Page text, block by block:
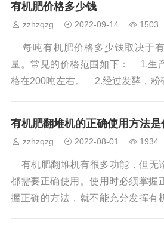
过粪堆，活像理发店的推子剃平
底，吹氧量比ICU呼吸机还精准 某
测笔，插进去直接显示数字，比
万别踩 薄膜捂太严实，微生物
尿素加过量，氮碳比失调堪比减
均匀的奥利奥饼干屑 味道带着森
味的生化武器 含水量握紧成团，
为4-5次。 1.帮助氧气进入 它通常被
氧发酵。在发酵一段时间内，堆内
减慢，堆垛机可以在堆肥中通风。
机的作用是什么？ 2.温度控制 传统
需要手动堆放，就会
有机肥价格多少钱
zzhzqzg 2022-09-14 1503
每吨有机肥价格多少钱取决于
量。常见的价格范围如下： 1.生
格在200吨左右。 2.经过发酵，粉
艺及所需设备： &nb
有机肥翻堆机的正确使用方法是
zzhzqzg 2022-08-01 1934
有机肥翻堆机有很多功能，但无
都需要正确使用。使用时必须掌握
握正确的方法，就不能充分发挥有